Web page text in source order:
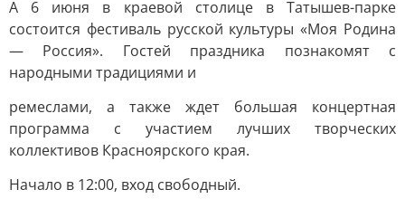
А 6 июня в краевой столице в Татышев-парке
состоится фестиваль русской культуры «Моя Родина
— Россия». Гостей праздника познакомят с
народными традициями и
ремеслами, а также ждет большая концертная
программа с участием лучших творческих
коллективов Красноярского края.
Начало в 12:00, вход свободный.